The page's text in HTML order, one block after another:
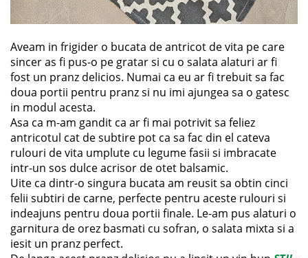
Aveam in frigider o bucata de antricot de vita pe care
sincer as fi pus-o pe gratar si cu o salata alaturi ar fi
fost un pranz delicios. Numai ca eu ar fi trebuit sa fac
doua portii pentru pranz si nu imi ajungea sa o gatesc
in modul acesta.
Asa ca m-am gandit ca ar fi mai potrivit sa feliez
antricotul cat de subtire pot ca sa fac din el cateva
rulouri de vita umplute cu legume fasii si imbracate
intr-un sos dulce acrisor de otet balsamic.
Uite ca dintr-o singura bucata am reusit sa obtin cinci
felii subtiri de carne, perfecte pentru aceste rulouri si
indeajuns pentru doua portii finale. Le-am pus alaturi o
garnitura de orez basmati cu sofran, o salata mixta si a
iesit un pranz perfect.